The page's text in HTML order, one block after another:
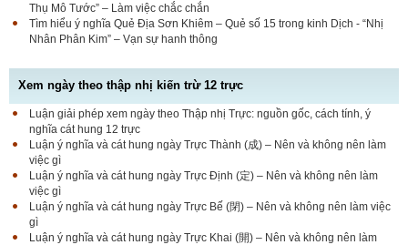
Thụ Mô Tước” – Làm việc chắc chắn
Tìm hiểu ý nghĩa Quẻ Địa Sơn Khiêm – Quẻ số 15 trong kinh Dịch - “Nhị
Nhân Phân Kim” – Vạn sự hanh thông
Xem ngày theo thập nhị kiến trừ 12 trực
Luận giải phép xem ngày theo Thập nhị Trực: nguồn gốc, cách tính, ý
nghĩa cát hung 12 trực
Luận ý nghĩa và cát hung ngày Trực Thành (成) – Nên và không nên làm
việc gì
Luận ý nghĩa và cát hung ngày Trực Định (定) – Nên và không nên làm
việc gì
Luận ý nghĩa và cát hung ngày Trực Bế (閉) – Nên và không nên làm việc
gì
Luận ý nghĩa và cát hung ngày Trực Khai (開) – Nên và không nên làm